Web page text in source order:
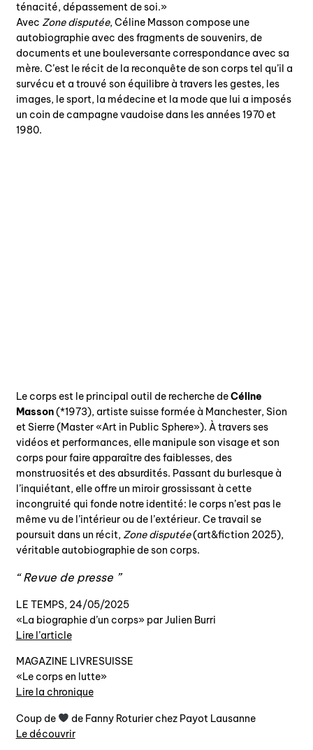
ténacité, dépassement de soi.»
Avec Zone disputée, Céline Masson compose une
autobiographie avec des fragments de souvenirs, de
documents et une bouleversante correspondance avec sa
mère. C’est le récit de la reconquête de son corps tel qu’il a
survécu et a trouvé son équilibre à travers les gestes, les
images, le sport, la médecine et la mode que lui a imposés
un coin de campagne vaudoise dans les années 1970 et
1980.
Le corps est le principal outil de recherche deCéline
Masson(*1973), artiste suisse formée à Manchester, Sion
et Sierre (Master «Art in Public Sphere»). À travers ses
vidéos et performances, elle manipule son visage et son
corps pour faire apparaître des faiblesses, des
monstruosités et des absurdités. Passant du burlesque à
l’inquiétant, elle offre un miroir grossissant à cette
incongruité qui fonde notre identité: le corps n’est pas le
même vu de l’intérieur ou de l’extérieur. Ce travail se
poursuit dans un récit, Zone disputée(art&fiction 2025),
véritable autobiographie de son corps.
Revue de presse
LE TEMPS, 24/05/2025
«La biographie d’un corps» par Julien Burri
Lire l’article
MAGAZINE LIVRESUISSE
«Le corps en lutte»
Lire la chronique
Coup de
de Fanny Roturier chez Payot Lausanne
Le découvrir